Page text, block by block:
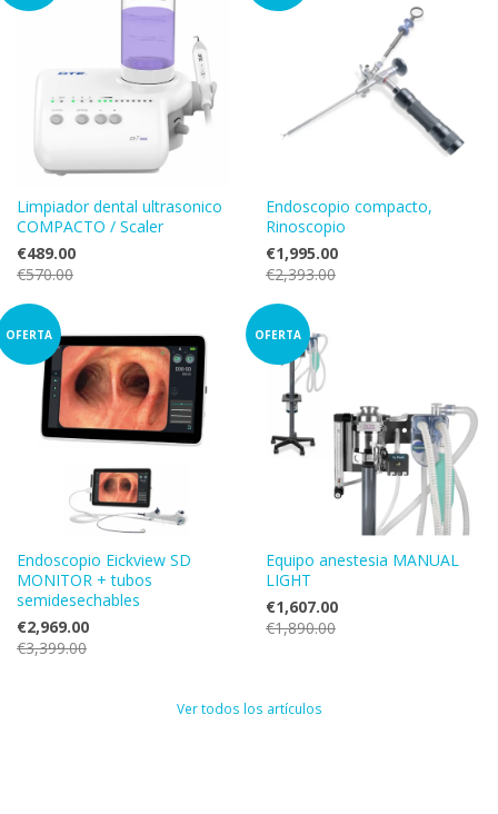
Limpiador dental ultrasonico
COMPACTO / Scaler
€489.00
€570.00
Endoscopio compacto,
Rinoscopio
€1,995.00
€2,393.00
OFERTA
Endoscopio Eickview SD
MONITOR + tubos
semidesechables
€2,969.00
€3,399.00
OFERTA
Equipo anestesia MANUAL
LIGHT
€1,607.00
€1,890.00
Ver todos los artículos